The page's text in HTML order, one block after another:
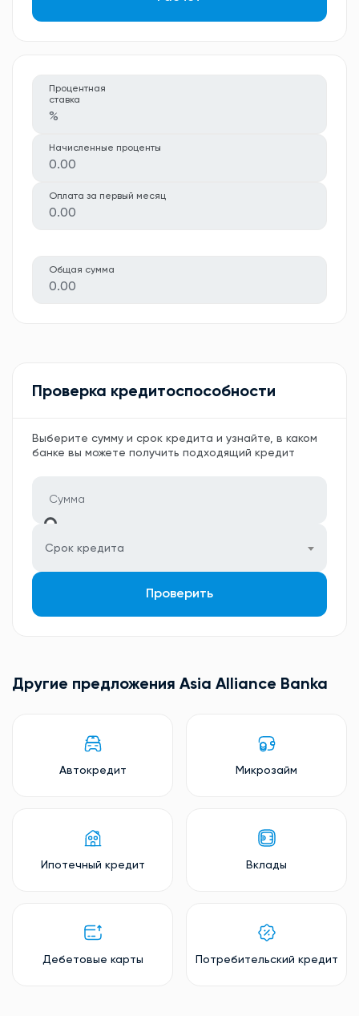
Процентная
ставка
%
Начисленные проценты
0.00
Оплата за первый месяц
0.00
Общая сумма
0.00
Проверка кредитоспособности
Выберите сумму и срок кредита и узнайте, в каком
банке вы можете получить подходящий кредит
Срок кредита
Проверить
Другие предложения Asia Alliance Banka
Автокредит Микрозайм
Ипотечный кредит Вклады
Дебетовые карты Потребительский кредит